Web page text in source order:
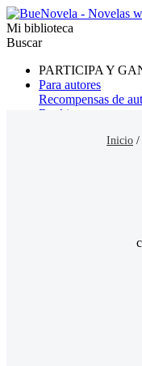
Mi biblioteca
Buscar
PARTICIPA Y
Para autores
Recompensas de
Ranking
Inicio /